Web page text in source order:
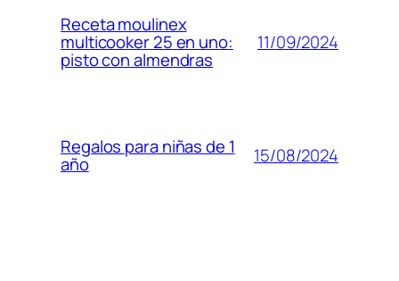
Receta moulinex
multicooker 25 en uno:
pisto con almendras
11/09/2024
Regalos para niñas de 1
año 15/08/2024